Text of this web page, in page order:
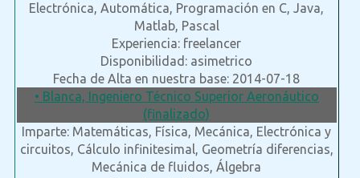
Electrónica, Automática, Programación en C, Java,
Matlab, Pascal
Experiencia: freelancer
Disponibilidad: asimetrico
Fecha de Alta en nuestra base: 2014-07-18
• Blanca, Ingeniero Técnico Superior Aeronáutico
(finalizado)
Imparte: Matemáticas, Física, Mecánica, Electrónica y
circuitos, Cálculo infinitesimal, Geometría diferencias,
Mecánica de fluidos, Álgebra